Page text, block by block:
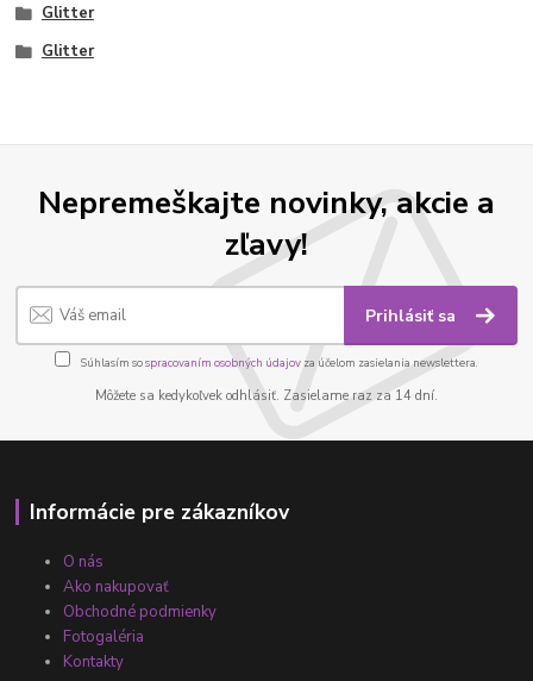
Glitter
Glitter
Nepremeškajte novinky, akcie a
zľavy!
Prihlásiť sa
Súhlasím sospracovaním osobných údajov za účelom zasielania newslettera.
Môžete sa kedykoľvek odhlásiť. Zasielame raz za 14 dní.
Informácie pre zákazníkov
O nás
Ako nakupovať
Obchodné podmienky
Fotogaléria
Kontakty